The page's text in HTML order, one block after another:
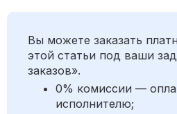
Вы можете заказать
этой статьи под ваши
заказов».
0% комиссии —
исполнителю;